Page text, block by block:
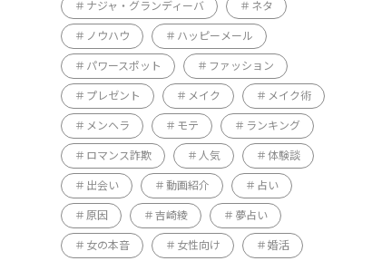
ナジャ・グランディーバ ネタ
ノウハウ ハッピーメール
パワースポット ファッション
プレゼント メイク メイク術
メンヘラ モテ ランキング
ロマンス詐欺 人気 体験談
出会い 動画紹介 占い
原因 吉崎綾 夢占い
女の本音 女性向け 婚活